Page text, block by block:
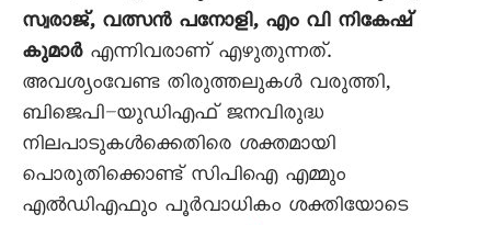
സ്വരാജ്, വത്സൻ പനോളി, എം വി നികേഷ്
കുമാർഎന്നിവരാണ് എഴുതുന്നത്.
അവശ്യംവേണ്ട തിരുത്തലുകൾ വരുത്തി,
ബിജെപി–യുഡിഎഫ് ജനവിരുദ്ധ
നിലപാടുകൾക്കെതിരെ ശക്തമായി
പൊരുതിക്കൊണ്ട് സിപിഐ എമ്മും
എൽഡിഎഫും പൂർവാധികം ശക്തിയോടെ